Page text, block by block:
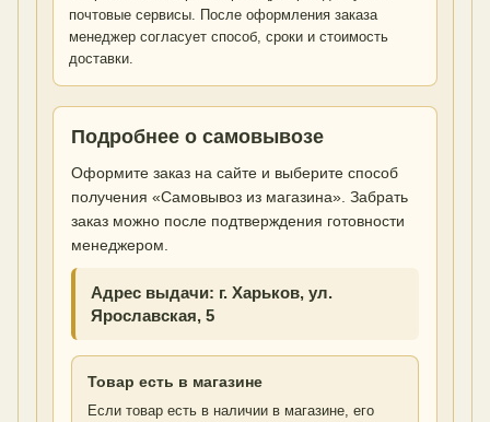
почтовые сервисы. После оформления заказа
менеджер согласует способ, сроки и стоимость
доставки.
Подробнее о самовывозе
Оформите заказ на сайте и выберите способ
получения «Самовывоз из магазина». Забрать
заказ можно после подтверждения готовности
менеджером.
Адрес выдачи: г. Харьков, ул.
Ярославская, 5
Товар есть в магазине
Если товар есть в наличии в магазине, его